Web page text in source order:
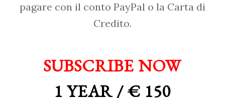
pagare con il conto PayPal o la Carta di
Credito.
SUBSCRIBE NOW
1 YEAR / € 150